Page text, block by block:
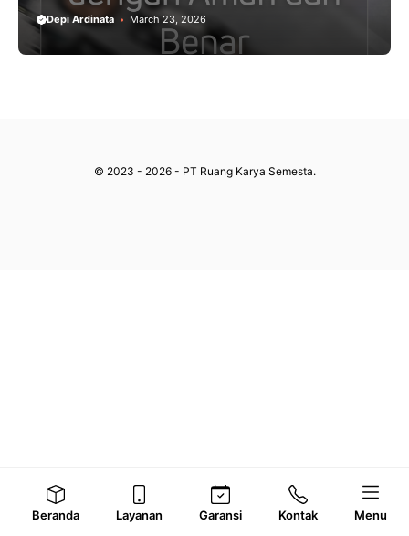
Depi Ardinata March 23, 2026
© 2023 - 2026 - PT Ruang Karya Semesta.
Beranda Layanan Garansi Kontak Menu